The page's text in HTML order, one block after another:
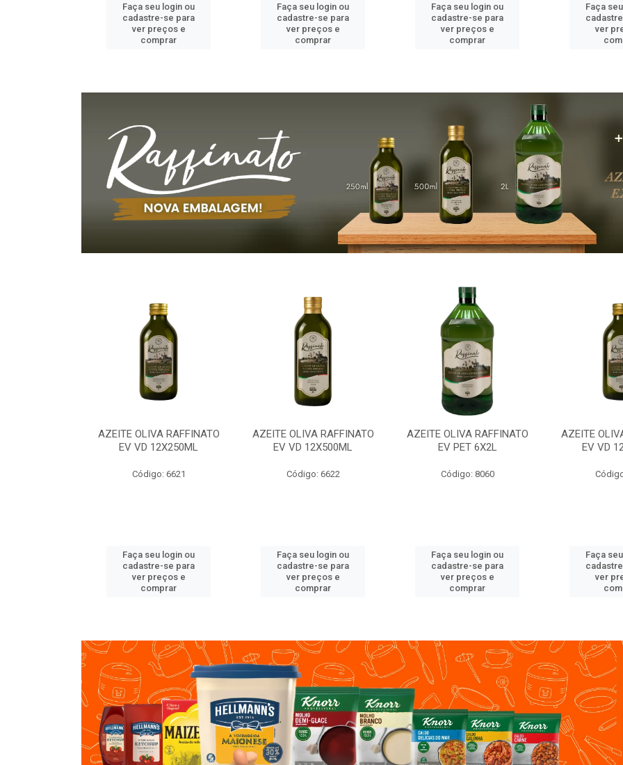
Faça seu login ou
cadastre-se para
ver preços e
comprar
Faça seu login ou
cadastre-se para
ver preços e
comprar
Faça seu login ou
cadastre-se para
ver preços e
comprar
Faça
ver
AZEITE OLIVA RAFFINATO
EV VD 12X250ML
Código: 6621
Faça seu login ou
cadastre-se para
ver preços e
comprar
AZEITE OLIVA RAFFINATO
EV VD 12X500ML
Código: 6622
Faça seu login ou
cadastre-se para
ver preços e
comprar
AZEITE OLIVA RAFFINATO
EV PET 6X2L
Código: 8060
Faça seu login ou
cadastre-se para
ver preços e
comprar
AZEITE
EV VD
Faça
ver